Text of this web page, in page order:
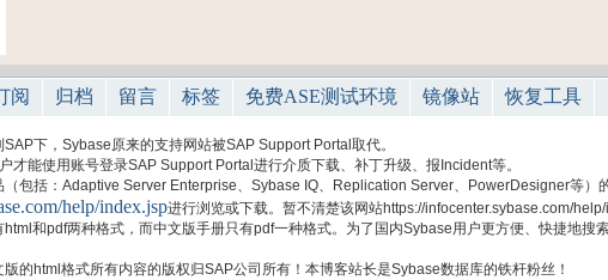
阅 归档 留言 标签 免费ASE测试环境 镜像站 恢复工具
下，Sybase原来的支持网站被SAP Support Portal取代。
才能使用账号登录SAP Support Portal进行介质下载、补丁升级、报Incident等。
（包括：Adaptive Server Enterprise、Sybase IQ、Replication Server、PowerDesigner等）
help/index.jsp进行浏览或下载。暂不清楚该网站https://infocenter.sybase.com/
和pdf两种格式，而中文版手册只有pdf一种格式。为了国内Sybase用户更方便、快捷地搜
的html格式所有内容的版权归SAP公司所有！本博客站长是Sybase数据库的铁杆粉丝！